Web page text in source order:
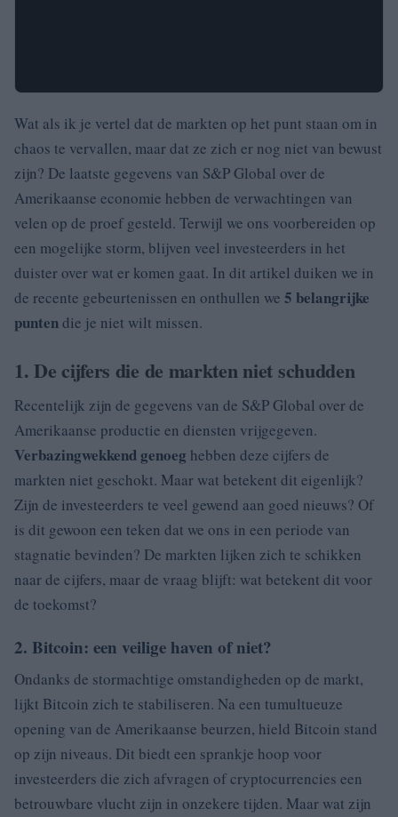
Wat als ik je vertel dat de markten op het punt staan om in
chaos te vervallen, maar dat ze zich er nog niet van bewust
zijn? De laatste gegevens van S&P Global over de
Amerikaanse economie hebben de verwachtingen van
velen op de proef gesteld. Terwijl we ons voorbereiden op
een mogelijke storm, blijven veel investeerders in het
duister over wat er komen gaat. In dit artikel duiken we in
de recente gebeurtenissen en onthullen we 5 belangrijke
puntendie je niet wilt missen.
1. De cijfers die de markten niet schudden
Recentelijk zijn de gegevens van de S&P Global over de
Amerikaanse productie en diensten vrijgegeven.
Verbazingwekkend genoeg hebben deze cijfers de
markten niet geschokt. Maar wat betekent dit eigenlijk?
Zijn de investeerders te veel gewend aan goed nieuws? Of
is dit gewoon een teken dat we ons in een periode van
stagnatie bevinden? De markten lijken zich te schikken
naar de cijfers, maar de vraag blijft: wat betekent dit voor
de toekomst?
2. Bitcoin: een veilige haven of niet?
Ondanks de stormachtige omstandigheden op de markt,
lijkt Bitcoin zich te stabiliseren. Na een tumultueuze
opening van de Amerikaanse beurzen, hield Bitcoin stand
op zijn niveaus. Dit biedt een sprankje hoop voor
investeerders die zich afvragen of cryptocurrencies een
betrouwbare vlucht zijn in onzekere tijden. Maar wat zijn